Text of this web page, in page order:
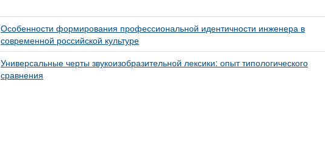
Особенности формирования профессиональной идентичности инженера в
современной российской культуре
Универсальные черты звукоизобразительной лексики: опыт типологического
сравнения